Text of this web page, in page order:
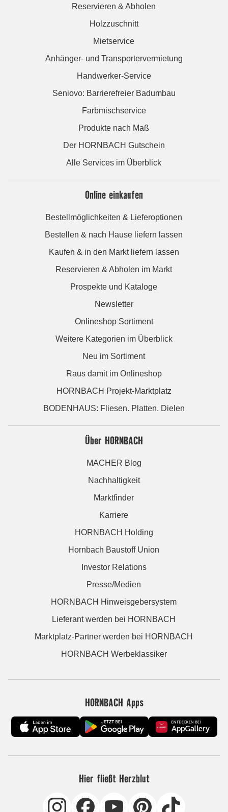
Reservieren & Abholen
Holzzuschnitt
Mietservice
Anhänger- und Transportervermietung
Handwerker-Service
Seniovo: Barrierefreier Badumbau
Farbmischservice
Produkte nach Maß
Der HORNBACH Gutschein
Alle Services im Überblick
Online einkaufen
Bestellmöglichkeiten & Lieferoptionen
Bestellen & nach Hause liefern lassen
Kaufen & in den Markt liefern lassen
Reservieren & Abholen im Markt
Prospekte und Kataloge
Newsletter
Onlineshop Sortiment
Weitere Kategorien im Überblick
Neu im Sortiment
Raus damit im Onlineshop
HORNBACH Projekt-Marktplatz
BODENHAUS: Fliesen. Platten. Dielen
Über HORNBACH
MACHER Blog
Nachhaltigkeit
Marktfinder
Karriere
HORNBACH Holding
Hornbach Baustoff Union
Investor Relations
Presse/Medien
HORNBACH Hinweisgebersystem
Lieferant werden bei HORNBACH
Marktplatz-Partner werden bei HORNBACH
HORNBACH Werbeklassiker
HORNBACH Apps
Hier fließt Herzblut